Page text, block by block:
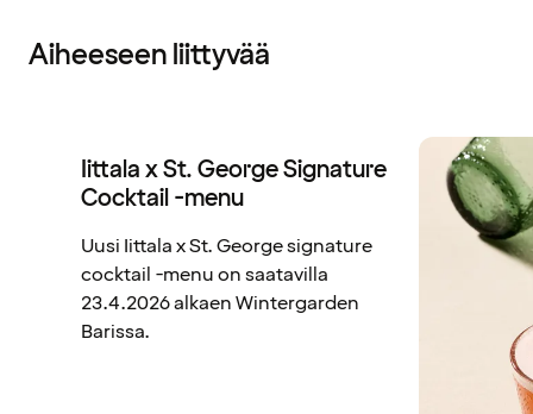
Aiheeseen liittyvää
Iittala x St. George Signature
Cocktail -menu
Uusi Iittala x St. George signature
cocktail -menu on saatavilla
23.4.2026 alkaen Wintergarden
Barissa.